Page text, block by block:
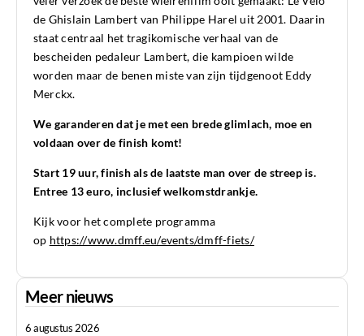
de Ghislain Lambert van Philippe Harel uit 2001. Daarin
staat centraal het tragikomische verhaal van de
bescheiden pedaleur Lambert, die kampioen wilde
worden maar de benen miste van zijn tijdgenoot Eddy
Merckx.
We garanderen dat je met een brede glimlach, moe en
voldaan over de finish komt!
Start 19 uur, finish als de laatste man over de streep is.
Entree 13 euro, inclusief welkomstdrankje.
Kijk voor het complete programma
op https://www.dmff.eu/events/dmff-fiets/
Meer nieuws
6 augustus 2026